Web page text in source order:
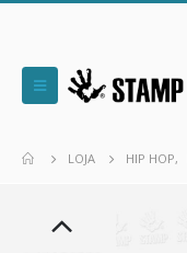
LOJA HIP HOP,